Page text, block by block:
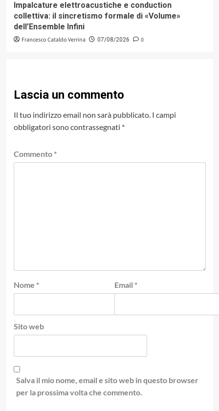
Impalcature elettroacustiche e conduction
collettiva: il sincretismo formale di «Volume»
dell’Ensemble Infini
Francesco Cataldo Verrina 07/08/2026 0
Lascia un commento
Il tuo indirizzo email non sarà pubblicato. I campi
obbligatori sono contrassegnati *
Commento *
Nome * Email *
Sito web
Salva il mio nome, email e sito web in questo browser
per la prossima volta che commento.